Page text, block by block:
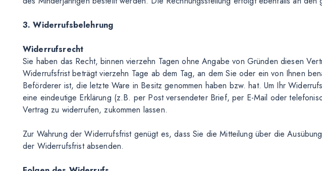
3. Widerrufsbelehrung
Widerrufsrecht
Sie haben das Recht, binnen vierzehn Tagen ohne Angabe von Gründen diesen
Widerrufsfrist beträgt vierzehn Tage ab dem Tag, an dem Sie oder ein von Ihnen
Beförderer ist, die letzte Ware in Besitz genommen haben bzw. hat. Um Ihr
eine eindeutige Erklärung (z.B. per Post versendeter Brief, per E-Mail oder
Vertrag zu widerrufen, zukommen lassen.
Zur Wahrung der Widerrufsfrist genügt es, dass Sie die Mitteilung über die
der Widerrufsfrist absenden.